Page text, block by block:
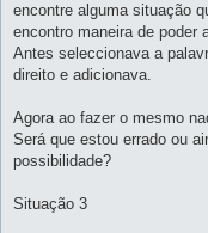
encontre alguma situação
encontro maneira de poder
Antes seleccionava a
direito e adicionava.
Agora ao fazer o mesmo
Será que estou errado ou
possibilidade?
Situação 3